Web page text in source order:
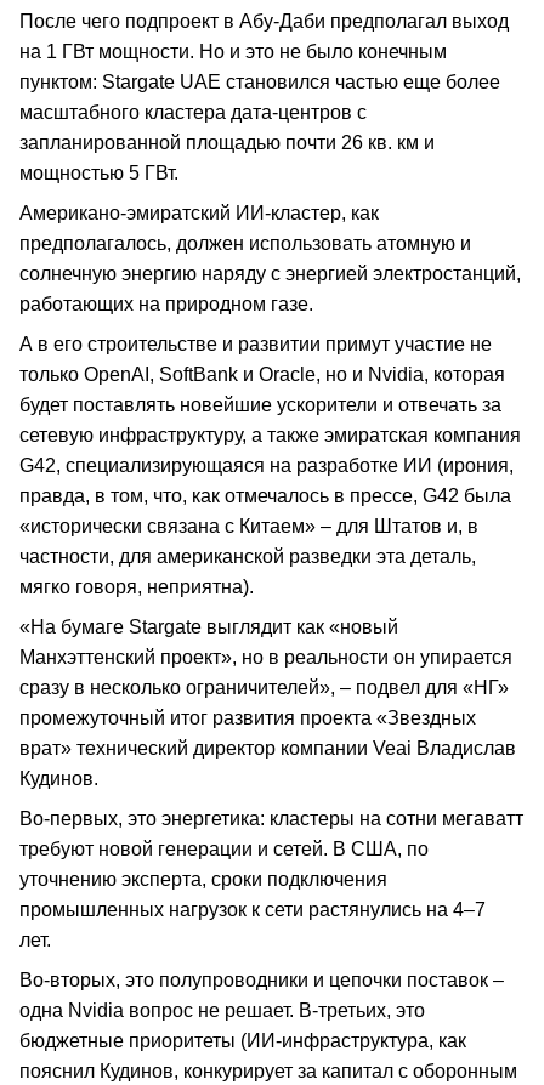
После чего подпроект в Абу-Даби предполагал выход
на 1 ГВт мощности. Но и это не было конечным
пунктом: Stargate UAE становился частью еще более
масштабного кластера дата-центров с
запланированной площадью почти 26 кв. км и
мощностью 5 ГВт.
Американо-эмиратский ИИ-кластер, как
предполагалось, должен использовать атомную и
солнечную энергию наряду с энергией электростанций,
работающих на природном газе.
А в его строительстве и развитии примут участие не
только OpenAI, SoftBank и Oracle, но и Nvidia, которая
будет поставлять новейшие ускорители и отвечать за
сетевую инфраструктуру, а также эмиратская компания
G42, специализирующаяся на разработке ИИ (ирония,
правда, в том, что, как отмечалось в прессе, G42 была
«исторически связана с Китаем» – для Штатов и, в
частности, для американской разведки эта деталь,
мягко говоря, неприятна).
«На бумаге Stargate выглядит как «новый
Манхэттенский проект», но в реальности он упирается
сразу в несколько ограничителей», – подвел для «НГ»
промежуточный итог развития проекта «Звездных
врат» технический директор компании Veai Владислав
Кудинов.
Во-первых, это энергетика: кластеры на сотни мегаватт
требуют новой генерации и сетей. В США, по
уточнению эксперта, сроки подключения
промышленных нагрузок к сети растянулись на 4–7
лет.
Во-вторых, это полупроводники и цепочки поставок –
одна Nvidia вопрос не решает. В-третьих, это
бюджетные приоритеты (ИИ-инфраструктура, как
пояснил Кудинов, конкурирует за капитал с оборонным